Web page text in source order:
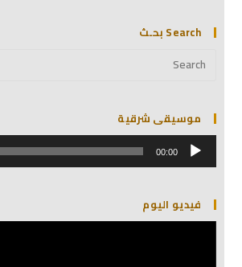
Search بحـث
موسيقى شرقية
مشغل
الصوت 00:00
فيديو اليوم
مشغل